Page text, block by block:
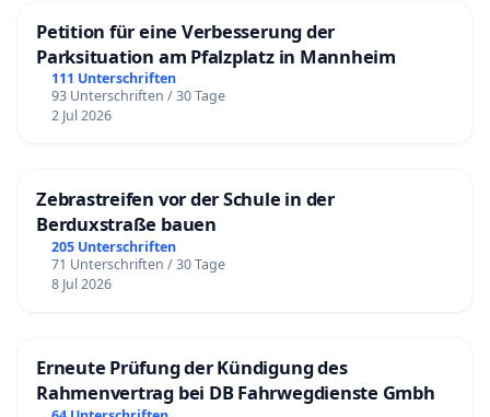
Petition für eine Verbesserung der
Parksituation am Pfalzplatz in Mannheim
111 Unterschriften
93 Unterschriften / 30 Tage
2 Jul 2026
Zebrastreifen vor der Schule in der
Berduxstraße bauen
205 Unterschriften
71 Unterschriften / 30 Tage
8 Jul 2026
Erneute Prüfung der Kündigung des
Rahmenvertrag bei DB Fahrwegdienste Gmbh